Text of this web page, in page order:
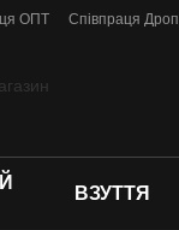
ОПТ
Співпраця Дроп
ВЗУТТЯ